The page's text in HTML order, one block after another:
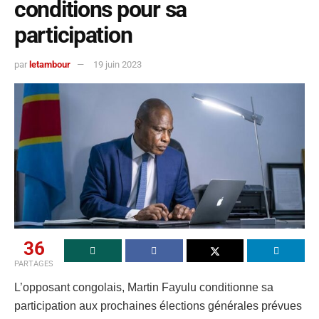
conditions pour sa
participation
par letambour 19 juin 2023
36
PARTAGES
L’opposant congolais, Martin Fayulu conditionne sa
participation aux prochaines élections générales prévues